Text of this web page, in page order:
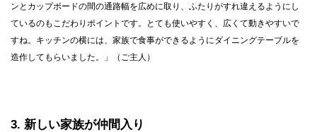
ンとカップボードの間の通路幅を広めに取り、ふたりがすれ違えるようにし
ているのもこだわりポイントです。とても使いやすく、広くて動きやすいで
すね。キッチンの横には、家族で食事ができるようにダイニングテーブルを
造作してもらいました。」（ご主人）
3 新しい家族が仲間入り